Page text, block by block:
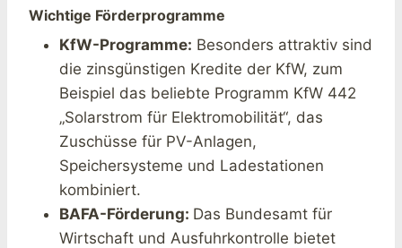
Wichtige Förderprogramme
KfW-Programme: Besonders attraktiv sind
die zinsgünstigen Kredite der KfW, zum
Beispiel das beliebte Programm KfW 442
„Solarstrom für Elektromobilität“, das
Zuschüsse für PV-Anlagen,
Speichersysteme und Ladestationen
kombiniert.
BAFA-Förderung: Das Bundesamt für
Wirtschaft und Ausfuhrkontrolle bietet